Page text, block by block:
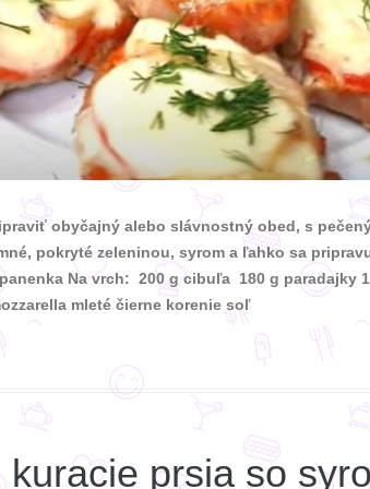
obyčajný alebo slávnostný obed, s
pokryté zeleninou, syrom a ľahko sa
Na vrch: 200 g cibuľa 180 g paradajky
mleté čierne korenie soľ
kuracie prsia so